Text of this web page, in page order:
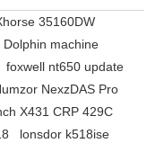
35160DW
Dolphin machine
foxwell nt650 update
NexzDAS Pro
X431 CRP 429C
lonsdor k518ise